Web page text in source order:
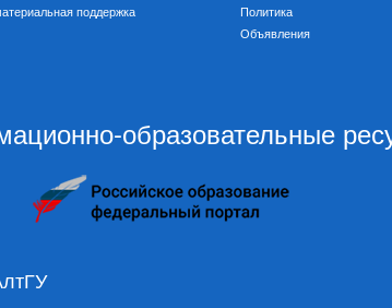
поддержка
Политика
Объявления
образовательные